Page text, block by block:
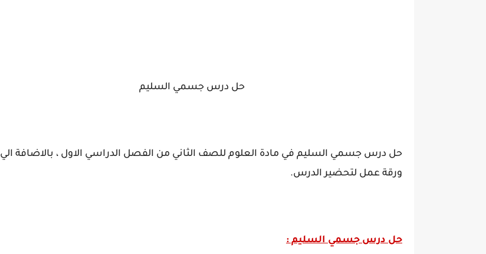
حل درس جسمي السليم
حل درس جسمي السليم في مادة العلوم للصف الثاني من الفصل الدراسي الاول ، بالاضافة الي
ورقة عمل لتحضير الدرس.
حل درس جسمي السليم :